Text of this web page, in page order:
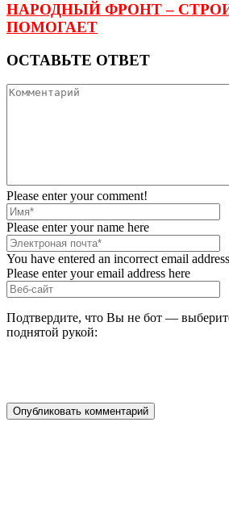
НАРОДНЫЙ ФРОНТ –
ПОМОГАЕТ
ОСТАВЬТЕ ОТВЕТ
Please enter your comment!
Please enter your name here
You have entered an incorrect email
Please enter your email address here
Подтвердите, что Вы не бот —
поднятой рукой: